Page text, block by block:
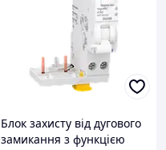
Блок захисту від дугового
замикання з функцією